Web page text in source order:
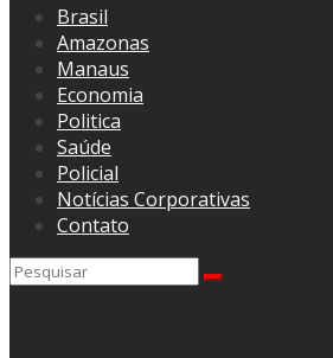
Brasil
Amazonas
Manaus
Economia
Politica
Saúde
Policial
Notícias Corporativas
Contato